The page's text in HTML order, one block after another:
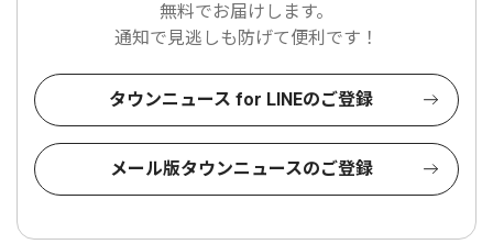
無料でお届けします。
通知で見逃しも防げて便利です！
タウンニュース for LINEのご登録
メール版タウンニュースのご登録